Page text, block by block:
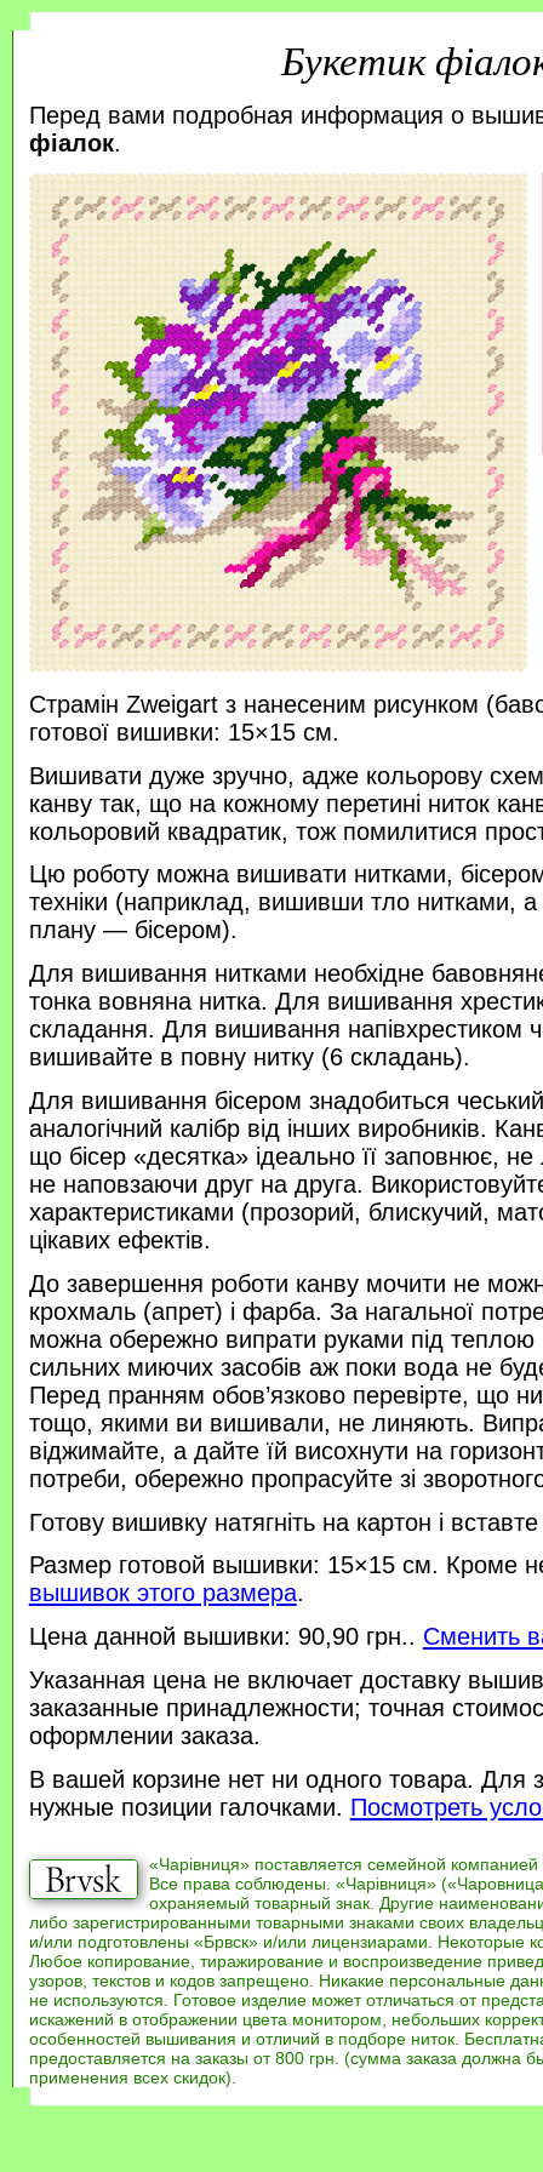
Букетик
Перед вами подробная информация о
фіалок.
Страмін Zweigart з нанесеним рисунком
готової вишивки: 15×15 см.
Вишивати дуже зручно, адже кольорову
канву так, що на кожному перетині ниток
кольоровий квадратик, тож помилитися
Цю роботу можна вишивати нитками, бісером
техніки (наприклад, вишивши тло нитками, а
плану — бісером).
Для вишивання нитками необхідне
тонка вовняна нитка. Для вишивання
складання. Для вишивання напівхрестиком
вишивайте в повну нитку (6 складань).
Для вишивання бісером знадобиться
аналогічний калібр від інших виробників.
що бісер «десятка» ідеально її заповнює,
не наповзаючи друг на друга.
характеристиками (прозорий, блискучий,
цікавих ефектів.
До завершення роботи канву мочити не
крохмаль (апрет) і фарба. За нагальної
можна обережно випрати руками під
сильних миючих засобів аж поки вода не
Перед пранням обов’язково перевірте, що
тощо, якими ви вишивали, не линяють.
віджимайте, а дайте їй висохнути на
потреби, обережно пропрасуйте зі
Готову вишивку натягніть на картон і
Размер готовой вышивки: 15×15 см. Кроме
вышивок этого размера.
Цена данной вышивки: 90,90 грн.. Сменить
Указанная цена не включает доставку
заказанные принадлежности; точная
оформлении заказа.
В вашей корзине нет ни одного товара. Для
нужные позиции галочками. Посмотреть
«Чарівниця» поставляется семейной компанией
Все права соблюдены. «Чарівниця»
охраняемый товарный знак. Другие
либо зарегистрированными товарными знаками своих
и/или подготовлены «Брвск» и/или лицензиарами. Некоторые
Любое копирование, тиражирование и воспроизведение
узоров, текстов и кодов запрещено. Никакие персональные
не используются. Готовое изделие может отличаться от
искажений в отображении цвета монитором, небольших
особенностей вышивания и отличий в подборе ниток.
предоставляется на заказы от 800 грн. (сумма заказа должна
применения всех скидок).